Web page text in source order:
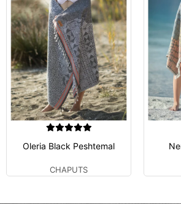
Oleria Black Peshtemal
CHAPUTS